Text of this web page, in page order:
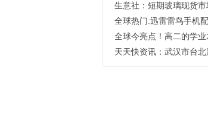
生意社：短期玻璃现货
全球热门:迅雷雷鸟手机
全球今亮点！高二的学
天天快资讯：武汉市台